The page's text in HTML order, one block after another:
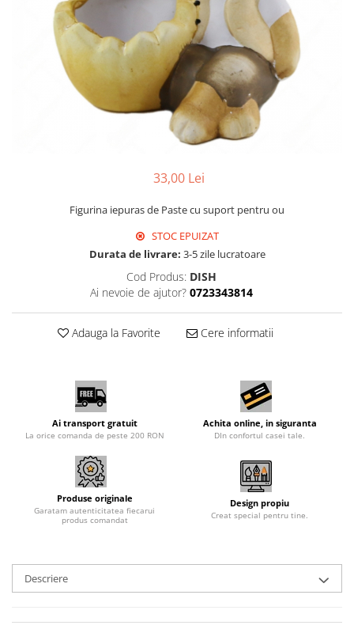
33,00 Lei
Figurina iepuras de Paste cu suport pentru ou
STOC EPUIZAT
Durata de livrare: 3-5 zile lucratoare
Cod Produs: DISH
Ai nevoie de ajutor? 0723343814
Adauga la Favorite Cere informatii
Ai transport gratuit
La orice comanda de peste 200 RON
Achita online, in siguranta
DIn confortul casei tale.
Produse originale
Garatam autenticitatea fiecarui
produs comandat
Design propiu
Creat special pentru tine.
Descriere